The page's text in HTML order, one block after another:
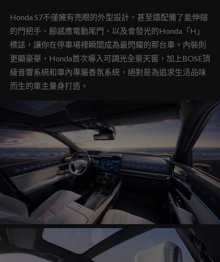
Honda S7不僅擁有亮眼的外型設計，甚至還配備了能伸縮
的門把手、腳感應電動尾門、以及會發光的Honda「H」
標誌，讓你在停車場裡瞬間成為最閃耀的那台車。內裝則
更顯豪華，Honda首次導入可調光全景天窗，加上BOSE頂
級音響系統和車內專屬香氛系統，絕對是為追求生活品味
而生的車主量身打造。